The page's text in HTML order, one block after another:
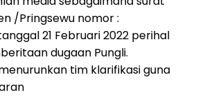
/Pringsewu nomor :
21 Februari 2022 perihal
dugaan Pungli.
tim klarifikasi guna